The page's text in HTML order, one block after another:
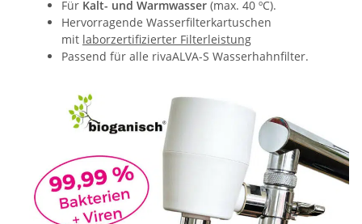
Für Kalt- und Warmwasser (max. 40 ºC).
Hervorragende Wasserfilterkartuschen
mit laborzertifizierter Filterleistung
Passend für alle rivaALVA-S Wasserhahnfilter.